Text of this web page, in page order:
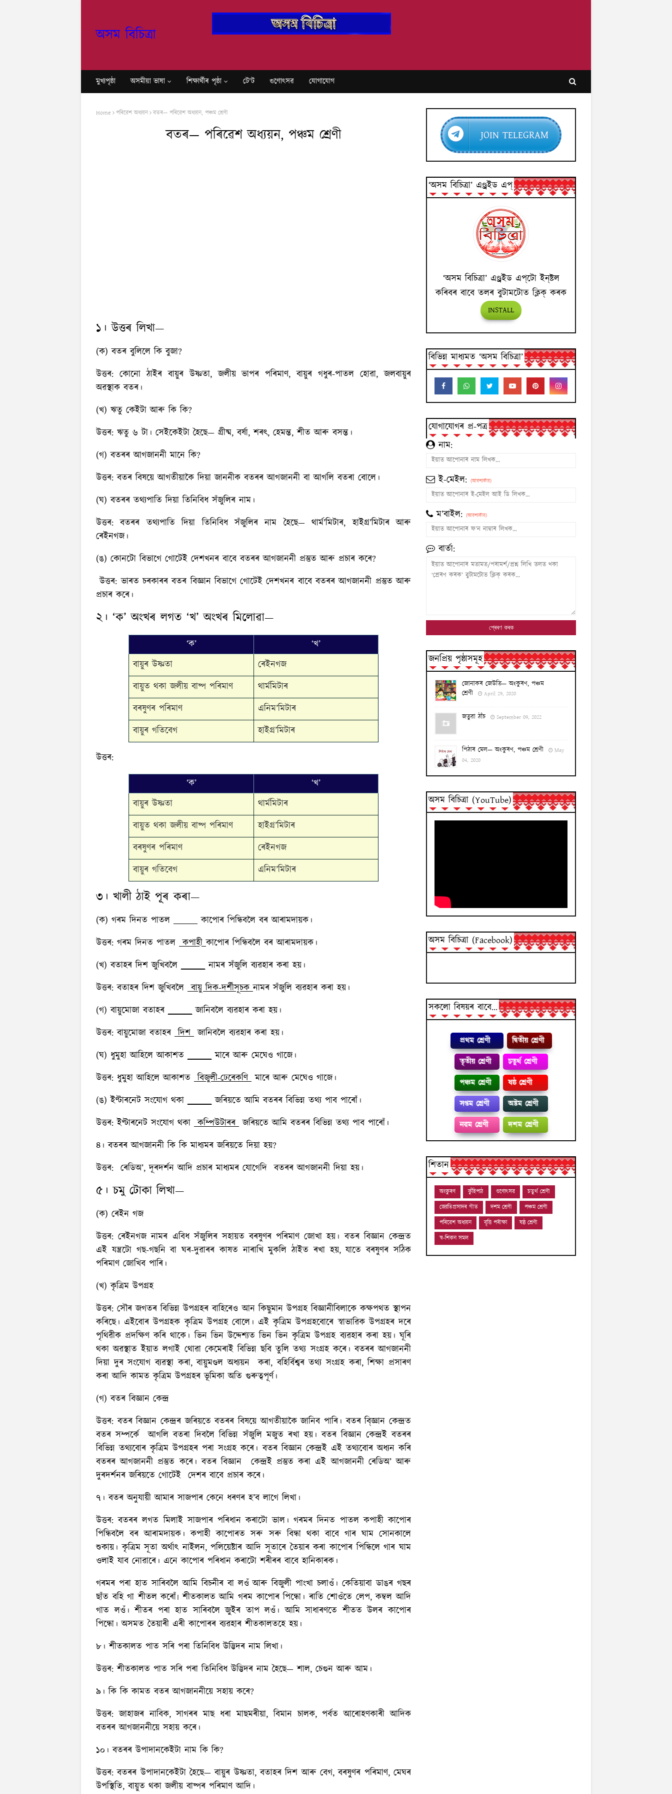
অসম বিচিত্ৰা
মুখ্যপৃষ্ঠা অসমীয়া ভাষা শি‍ক্ষাৰ্থীৰ পৃষ্ঠা টে'ট গুণোৎসৱ যোগাযোগ
Home পৰিৱেশ অধ্যয়ন বতৰ— পৰিৱেশ অধ্যয়ন, পঞ্চম শ্ৰেণী
বতৰ— পৰিৱেশ অধ্যয়ন, পঞ্চম শ্ৰেণী
১। উত্তৰ লিখা—
(ক) বতৰ বুলিলে কি বুজা?
উত্তৰ: কোনো ঠাইৰ বায়ুৰ উষ্ণতা, জলীয় ভাপৰ পৰিমাণ, বায়ুৰ গধুৰ-পাতল হোৱা, জলবায়ুৰ
অৱস্থাক বতৰ।
(খ) ঋতু কেইটা আৰু কি কি?
উত্তৰ: ঋতু ৬ টা। সেইকেইটা হৈছে— গ্ৰীষ্ম, বৰ্ষা, শৰৎ, হেমন্ত, শীত আৰু বসন্ত।
(গ) বতৰৰ আগজাননী মানে কি?
উত্তৰ: বতৰ বিষয়ে আগতীয়াকৈ দিয়া জাননীক বতৰৰ আগজাননী বা আগলি বতৰা বোলে।
(ঘ) বতৰৰ তথ্যপাতি দিয়া তিনিবিধ সঁজুলিৰ নাম।
উত্তৰ: বতৰৰ তথ্যপাতি দিয়া তিনিবিধ সঁজুলিৰ নাম হৈছে— থাৰ্ম’মিটাৰ, হাইগ্ৰ’মিটাৰ আৰু
ৰেইনগজ।
(ঙ) কোনটো বিভাগে গোটেই দেশখনৰ বাবে বতৰৰ আগজাননী প্ৰস্তুত আৰু প্ৰচাৰ কৰে?
উত্তৰ: ভাৰত চৰকাৰৰ বতৰ বিজ্ঞান বিভাগে গোটেই দেশখনৰ বাবে বতৰৰ আগজাননী প্ৰস্তুত আৰু
প্ৰচাৰ কৰে।
২। ‘ক’ অংখৰ লগত ‘খ’ অংখৰ মিলোৱা—
‘ক’
‘খ’
বায়ুৰ উষ্ণতা
ৰেইনগজ
বায়ুত থকা জলীয় বাষ্প পৰিমাণ
থাৰ্মমিটাৰ
বৰষুণৰ পৰিমাণ
এনিম’মিটাৰ
বায়ুৰ গতিবেগ
হাইগ্ৰ’মিটাৰ
উত্তৰ:
‘ক’
‘খ’
বায়ুৰ উষ্ণতা
থাৰ্মমিটাৰ
বায়ুত থকা জলীয় বাষ্প পৰিমাণ
হাইগ্ৰ’মিটাৰ
বৰষুণৰ পৰিমাণ
ৰেইনগজ
বায়ুৰ গতিবেগ
এনিম’মিটাৰ
৩। খালী ঠাই পূৰ কৰা—
(ক) গৰম দিনত পাতল
কাপোৰ পিন্ধিবলৈ বৰ আৰামদায়ক।
উত্তৰ: গৰম দিনত পাতল কপাহীকাপোৰ পিন্ধিবলৈ বৰ আৰামদায়ক।
(খ) বতাহৰ দিশ জুখিবলৈ
নামৰ সঁজুলি ব্যৱহাৰ কৰা হয়।
উত্তৰ: বতাহৰ দিশ জুখিবলৈ বায়ু দিক-দৰ্শীসূচকনামৰ সঁজুলি ব্যৱহাৰ কৰা হয়।
(গ) বায়ুমোজা বতাহৰ
জানিবলৈ ব্যৱহাৰ কৰা হয়।
উত্তৰ: বায়ুমোজা বতাহৰ দিশ জানিবলৈ ব্যৱহাৰ কৰা হয়।
(ঘ) ধুমুহা আহিলে আকাশত
মাৰে আৰু মেঘেও গাজে।
উত্তৰ: ধুমুহা আহিলে আকাশত বিজুলী-ঢেৰেকণি মাৰে আৰু মেঘেও গাজে।
(ঙ) ইণ্টাৰনেট সংযোগ থকা
জৰিয়তে আমি বতৰৰ বিভিন্ন তথ্য পাব পাৰোঁ।
উত্তৰ: ইণ্টাৰনেট সংযোগ থকা কম্পিউটাৰৰ জৰিয়তে আমি বতৰৰ বিভিন্ন তথ্য পাব পাৰোঁ।
৪। বতৰৰ আগজাননী কি কি মাধ্যমৰ জৰিয়তে দিয়া হয়?
উত্তৰ: ৰেডিঅ’, দূৰদৰ্শন আদি প্ৰচাৰ মাধ্যমৰ যোগেদি বতৰৰ আগজাননী দিয়া হয়।
৫। চমু টোকা লিখা—
(ক) ৰেইন গজ
উত্তৰ: ৰেইনগজ নামৰ এবিধ সঁজুলিৰ সহায়ত বৰষুণৰ পৰিমাণ জোখা হয়। বতৰ বিজ্ঞান কেন্দ্ৰত
এই যন্ত্ৰটো গছ-গছনি বা ঘৰ-দুৱাৰৰ কাষত নাৰাখি মুকলি ঠাইত ৰখা হয়, যাতে বৰষুণৰ সঠিক
পৰিমাণ জোখিব পাৰি।
(খ) কৃত্ৰিম উপগ্ৰহ
উত্তৰ: সৌৰ জগতৰ বিভিন্ন উপগ্ৰহৰ বাহিৰেও আন কিছুমান উপগ্ৰহ বিজ্ঞানীবিলাকে কক্ষপথত স্থাপন
কৰিছে। এইবোৰ উপগ্ৰহক কৃত্ৰিম উপগ্ৰহ বোলে। এই কৃত্ৰিম উপগ্ৰহবোৰে স্বাভাৱিক উপগ্ৰহৰ দৰে
পৃথিৱীক প্ৰদক্ষিণ কৰি থাকে। ভিন ভিন উদ্দেশ্যত ভিন ভিন কৃত্ৰিম উপগ্ৰহ ব্যৱহাৰ কৰা হয়। ঘূৰি
থকা অৱস্থাত ইয়াত লগাই থোৱা কেমেৰাই বিভিন্ন ছবি তুলি তথ্য সংগ্ৰহ কৰে। বতৰৰ আগজাননী
দিয়া দুৰ সংযোগ ব্যৱস্থা কৰা, বায়ুমণ্ডল অধ্যয়ন কৰা, বহিৰ্বিশ্বৰ তথ্য সংগ্ৰহ কৰা, শিক্ষা প্ৰসাৰণ
কৰা আদি কামত কৃত্ৰিম উপগ্ৰহৰ ভূমিকা অতি গুৰুত্বপূৰ্ণ।
(গ) বতৰ বিজ্ঞান কেন্দ্ৰ
উত্তৰ: বতৰ বিজ্ঞান কেন্দ্ৰৰ জৰিয়তে বতৰৰ বিষয়ে আগতীয়াকৈ জানিব পাৰি। বতৰ বি্জ্ঞান কেন্দ্ৰত
বতৰ সম্পৰ্কে আগলি বতৰা দিবলৈ বিভিন্ন সঁজুলি মজুত ৰখা হয়। বতৰ বিজ্ঞান কেন্দ্ৰই বতৰৰ
বিভিন্ন তথ্যবোৰ কৃত্ৰিম উপগ্ৰহৰ পৰা সংগ্ৰহ কৰে। বতৰ বিজ্ঞান কেন্দ্ৰই এই তথ্যবোৰ অধ্যন কৰি
বতৰৰ আগজাননী প্ৰস্তুত কৰে। বতৰ বিজ্ঞান কেন্দ্ৰই প্ৰস্তুত কৰা এই আগজাননী ৰেডিঅ’ আৰু
দুৰদৰ্শনৰ জৰিয়তে গোটেই দেশৰ বাবে প্ৰচাৰ কৰে।
৭। বতৰ অনুযায়ী আমাৰ সাজপাৰ কেনে ধৰণৰ হ’ব লাগে লিখা।
উত্তৰ: বতৰৰ লগত মিলাই সাজপাৰ পৰিধান কৰাটো ভাল। গৰমৰ দিনত পাতল কপাহী কাপোৰ
পিন্ধিবলৈ বৰ আৰামদায়ক। কপাহী কাপোৰত সৰু সৰু বিন্ধা থকা বাবে গাৰ ঘাম সোনকালে
শুকায়। কৃত্রিম সূতা অর্থাৎ নাইলন, পলিয়েষ্টাৰ আদি সূতাৰে তৈয়াৰ কৰা কাপোৰ পিন্ধিলে গাৰ ঘাম
ওলাই যাব নোৱাৰে। এনে কাপোৰ পৰিধান কৰাটো শৰীৰৰ বাবে হানিকাৰক।
গৰমৰ পৰা হাত সাৰিবলৈ আমি বিচনীৰ বা লওঁ আৰু বিজুলী পাংখা চলাওঁ। কেতিয়াবা ডাঙৰ গছৰ
ছাঁত বহি গা শীতল কৰোঁ৷ শীতকালত আমি গৰম কাপোৰ পিন্ধো। ৰাতি শোওঁতে লেপ, কম্বল আদি
গাত লওঁ। শীতৰ পৰা হাত সাৰিবলৈ জুইৰ তাপ লওঁ। আমি সাধাৰণতে শীতত উলৰ কাপোৰ
পিন্ধো। অসমত তৈয়াৰী এৰী কাপোৰৰ ব্যৱহাৰ শীতকালতহে হয়।
৮। শীতকালত পাত সৰি পৰা তিনিবিধ উদ্ভিদৰ নাম লিখা।
উত্তৰ: শীতকালত পাত সৰি পৰা তিনিবিধ উদ্ভিদৰ নাম হৈছে— শাল, চেগুন আৰু আম।
৯। কি কি কামত বতৰ আগজাননীয়ে সহায় কৰে?
উত্তৰ: জাহাজৰ নাবিক, সাগৰৰ মাছ ধৰা মাছমৰীয়া, বিমান চালক, পৰ্বত আৰোহণকাৰী আদিক
বতৰৰ আগজাননীয়ে সহায় কৰে।
১০। বতৰৰ উপাদানকেইটা নাম কি কি?
উত্তৰ: বতৰৰ উপাদানকেইটা হৈছে— বায়ুৰ উষ্ণতা, বতাহৰ দিশ আৰু বেগ, বৰষুণৰ পৰিমাণ, মেঘৰ
উপস্থিতি, বায়ুত থকা জলীয় বাষ্পৰ পৰিমাণ আদি।
JOIN TELEGRAM
‘অসম বিচিত্ৰা’ এণ্ড্ৰইড এপ্
‘অসম বিচিত্ৰা’ এণ্ড্ৰইড এপ্‌টো ইন্‌ষ্টল
কৰিবৰ বাবে তলৰ বুটামটোত ক্লিক্ কৰক
INSTALL
বিভিন্ন মাধ্যমত ‘অসম বিচিত্ৰা’
যোগাযোগৰ প্ৰ-পত্ৰ
নাম:
ই-মেইল: (আৱশ্যকীয়)
ম’বাইল: (আৱশ্যকীয়)
বাৰ্তা:
জনপ্ৰিয় পৃষ্ঠাসমূহ
জোনাকৰ জেউতি— অংকুৰণ, পঞ্চম
শ্ৰেণী
April 29, 2020
জতুৱা ঠাঁচ September 09, 2022
পিঠাৰ মেল— অংকুৰণ, পঞ্চম শ্ৰেণী
May
04, 2020
অসম বিচিত্ৰা (YouTube)
অসম বিচিত্ৰা (Facebook)
সকলো বিষয়ৰ বাবে...
প্রথম শ্ৰেণী
দ্বিতীয় শ্ৰেণী
তৃতীয় শ্ৰেণী
চতুৰ্থ শ্ৰেণী
পঞ্চম শ্ৰেণী
ষষ্ঠ শ্ৰেণী
সপ্তম শ্ৰেণী
অষ্টম শ্ৰেণী
নৱম শ্ৰেণী
দশম শ্ৰেণী
শিতান
অংকুৰণ কুঁহিপাঠ গুণোৎসৱ
চতুৰ্থ শ্ৰেণী
জ্যোতিপ্ৰসাদৰ গীত
দশম শ্ৰেণী
পঞ্চম শ্ৰেণী
পৰিৱেশ অধ্যয়ন
বৃত্তি পৰীক্ষা
ষষ্ঠ শ্ৰেণী
স্ব-শিকন সমল